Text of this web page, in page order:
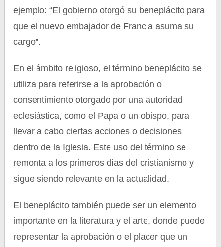
ejemplo: “El gobierno otorgó su beneplácito para
que el nuevo embajador de Francia asuma su
cargo”.
En el ámbito religioso, el término beneplácito se
utiliza para referirse a la aprobación o
consentimiento otorgado por una autoridad
eclesiástica, como el Papa o un obispo, para
llevar a cabo ciertas acciones o decisiones
dentro de la Iglesia. Este uso del término se
remonta a los primeros días del cristianismo y
sigue siendo relevante en la actualidad.
El beneplácito también puede ser un elemento
importante en la literatura y el arte, donde puede
representar la aprobación o el placer que un